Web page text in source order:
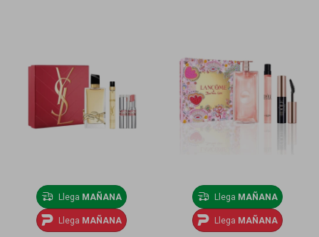
Llega MAÑANA
Llega MAÑANA
Llega MAÑANA
Llega MAÑANA